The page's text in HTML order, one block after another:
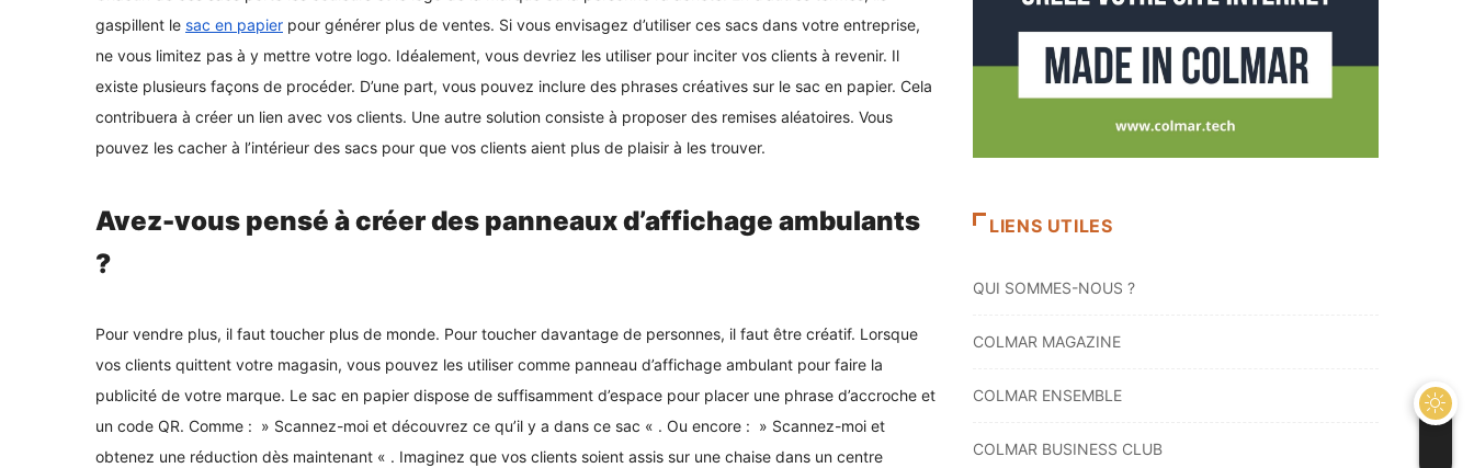
gaspillent le sac en papier pour générer plus de ventes. Si vous envisagez d’utiliser ces sacs dans votre entreprise,
ne vous limitez pas à y mettre votre logo. Idéalement, vous devriez les utiliser pour inciter vos clients à revenir. Il
existe plusieurs façons de procéder. D’une part, vous pouvez inclure des phrases créatives sur le sac en papier. Cela
contribuera à créer un lien avec vos clients. Une autre solution consiste à proposer des remises aléatoires. Vous
pouvez les cacher à l’intérieur des sacs pour que vos clients aient plus de plaisir à les trouver.
Avez-vous pensé à créer des panneaux d’affichage ambulants
?
Pour vendre plus, il faut toucher plus de monde. Pour toucher davantage de personnes, il faut être créatif. Lorsque
vos clients quittent votre magasin, vous pouvez les utiliser comme panneau d’affichage ambulant pour faire la
publicité de votre marque. Le sac en papier dispose de suffisamment d’espace pour placer une phrase d’accroche et
un code QR. Comme : » Scannez-moi et découvrez ce qu’il y a dans ce sac « . Ou encore : » Scannez-moi et
obtenez une réduction dès maintenant « . Imaginez que vos clients soient assis sur une chaise dans un centre
LIENS UTILES
QUI SOMMES-NOUS ?
COLMAR MAGAZINE
COLMAR ENSEMBLE
COLMAR BUSINESS CLUB